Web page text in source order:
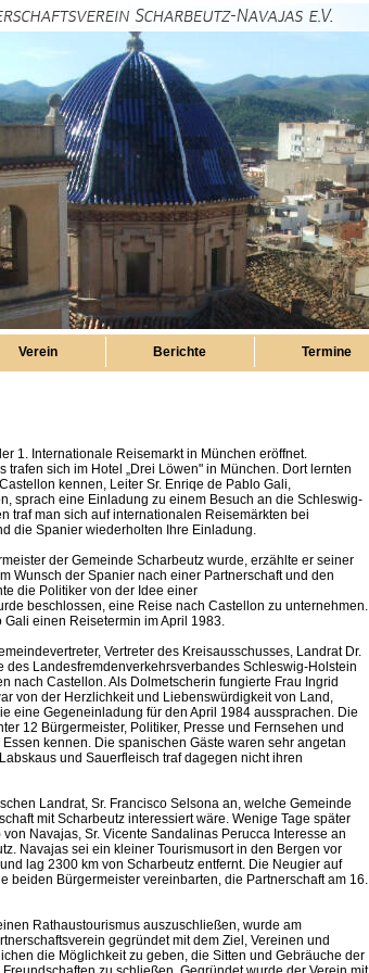
Verein Berichte Termine
1. Internationale Reisemarkt in München eröffnet.
trafen sich im Hotel „Drei Löwen" in München. Dort lernten
kennen, Leiter Sr. Enriqe de Pablo Gali,
sprach eine Einladung zu einem Besuch an die Schleswig-
traf man sich auf internationalen Reisemärkten bei
die Spanier wiederholten Ihre Einladung.
der Gemeinde Scharbeutz wurde, erzählte er seiner
Wunsch der Spanier nach einer Partnerschaft und den
die Politiker von der Idee einer
beschlossen, eine Reise nach Castellon zu unternehmen.
Gali einen Reisetermin im April 1983.
Vertreter des Kreisausschusses, Landrat Dr.
des Landesfremdenverkehrsverbandes Schleswig-Holstein
nach Castellon. Als Dolmetscherin fungierte Frau Ingrid
von der Herzlichkeit und Liebenswürdigkeit von Land,
eine Gegeneinladung für den April 1984 aussprachen. Die
12 Bürgermeister, Politiker, Presse und Fernsehen und
kennen. Die spanischen Gäste waren sehr angetan
und Sauerfleisch traf dagegen nicht ihren
Landrat, Sr. Francisco Selsona an, welche Gemeinde
mit Scharbeutz interessiert wäre. Wenige Tage später
Navajas, Sr. Vicente Sandalinas Perucca Interesse an
Navajas sei ein kleiner Tourismusort in den Bergen vor
lag 2300 km von Scharbeutz entfernt. Die Neugier auf
beiden Bürgermeister vereinbarten, die Partnerschaft am 16.
Rathaustourismus auszuschließen, wurde am
gegründet mit dem Ziel, Vereinen und
die Möglichkeit zu geben, die Sitten und Gebräuche der